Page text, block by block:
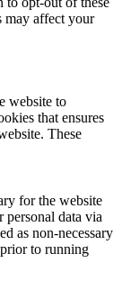
may affect your
website to
that ensures
These
for the website
personal data via
as non-necessary
to running